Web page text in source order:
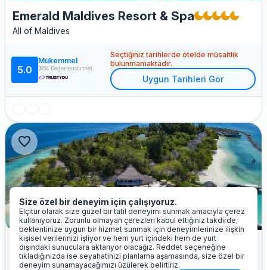
Emerald Maldives Resort & Spa
All of Maldives
5.0
Mükemmel
(654 Değerlendirme)
Seçtiğiniz tarihlerde otelde müsaitlik
bulunmamaktadır.
Uygun Tarihleri Gör
favorite
NH Maldives Kuda Rah Resort
All of Maldives
Size özel bir deneyim için çalışıyoruz.
Elçitur olarak size güzel bir tatil deneyimi sunmak amacıyla çerez
kullanıyoruz. Zorunlu olmayan çerezleri kabul ettiğiniz takdirde,
beklentinize uygun bir hizmet sunmak için deneyimlerinize ilişkin
kişisel verilerinizi işliyor ve hem yurt içindeki hem de yurt
dışındaki sunuculara aktarıyor olacağız. Reddet seçeneğine
tıkladığınızda ise seyahatinizi planlama aşamasında, size özel bir
deneyim sunamayacağımızı üzülerek belirtiriz.